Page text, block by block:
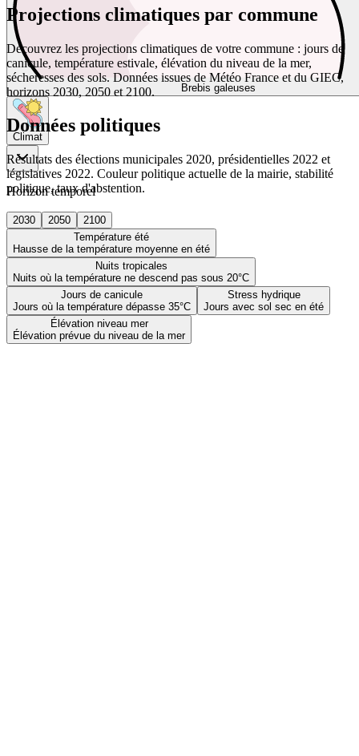
Brebis galeuses
Climat
Horizon temporel
2030 2050
2100
Température été
Hausse de la température moyenne en été
Nuits tropicales
Nuits où la température ne descend pas sous 20°C
Jours de canicule
Jours où la température dépasse 35°C
Stress hydrique
Jours avec sol sec en été
Élévation niveau mer
Élévation prévue du niveau de la mer
Projections climatiques par commune
Découvrez les projections climatiques de votre commune : jours de
canicule, température estivale, élévation du niveau de la mer,
sécheresses des sols. Données issues de Météo France et du GIEC,
horizons 2030, 2050 et 2100.
Données politiques
Résultats des élections municipales 2020, présidentielles 2022 et
législatives 2022. Couleur politique actuelle de la mairie, stabilité
politique, taux d'abstention.